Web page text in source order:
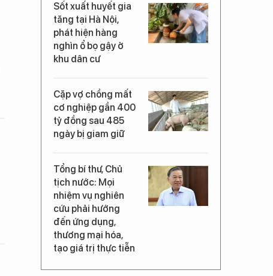
Sốt xuất huyết gia
tăng tại Hà Nội,
phát hiện hàng
nghìn ổ bọ gậy ở
khu dân cư
Cặp vợ chồng mất
cơ nghiệp gần 400
tỷ đồng sau 485
ngày bị giam giữ
Tổng bí thư, Chủ
tịch nước: Mọi
nhiệm vụ nghiên
cứu phải hướng
đến ứng dụng,
thương mại hóa,
tạo giá trị thực tiễn